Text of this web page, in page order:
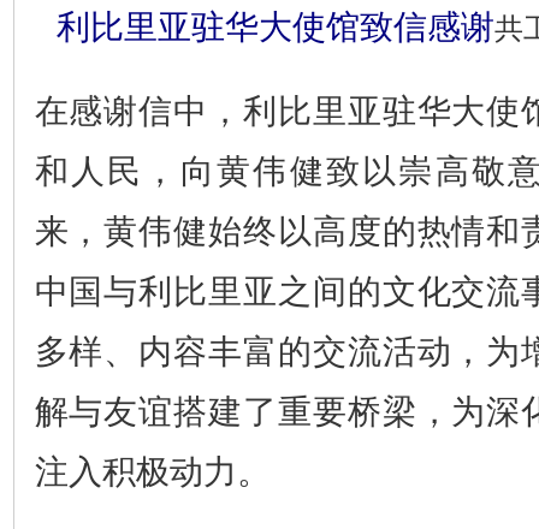
利比里亚驻华大使馆致信感谢共
在感谢信中，利比里亚驻华大使
和人民，向黄伟健致以崇高敬
来，黄伟健始终以高度的热情和
中国与利比里亚之间的文化交流
多样、内容丰富的交流活动，为
解与友谊搭建了重要桥梁，为深
注入积极动力。